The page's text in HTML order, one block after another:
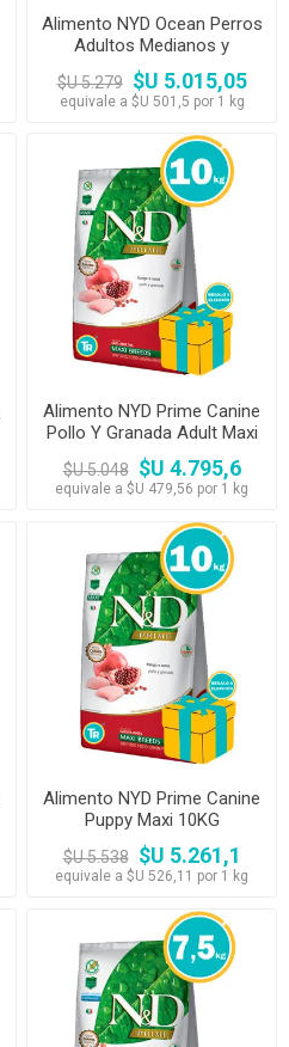
Alimento NYD Ocean Perros
Adultos Medianos y
Grandes 10 kg
$U 5.279 $U 5.015,05
equivale a $U 501,5 por 1 kg
Alimento NYD Prime Canine
Pollo Y Granada Adult Maxi
10 kg
$U 5.048 $U 4.795,6
equivale a $U 479,56 por 1 kg
Alimento NYD Prime Canine
Puppy Maxi 10KG
$U 5.538 $U 5.261,1
equivale a $U 526,11 por 1 kg